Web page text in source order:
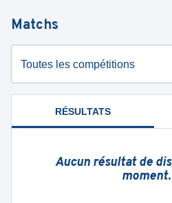
Matchs
Toutes les compétitions
RÉSULTATS
Aucun résultat de